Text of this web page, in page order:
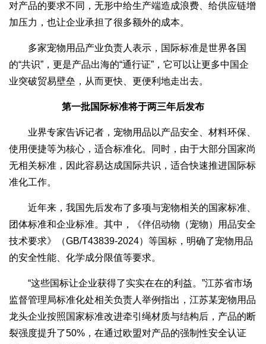
对产品的要求不同，无形中给生产端造成浪费、给供应链增
加压力，也让企业承担了很多额外的成本。
多家宠物用品产业负责人表示，国际标准是世界各国
的“共识”，更是产品出海的“通行证”，它可以让更多中国企
业突破贸易壁垒，从而更快、更便利地走出去。
第一批国际标准将于两三年后发布
业界专家告诉记者，宠物用品以产品安全、材料环保、
使用便捷等为核心，适合标准化。同时，由于大部分国家尚
无相关标准，因此容易达成国际共识，适合快速推进国际标
准化工作。
近年来，我国先后发布了多项与宠物相关的国家标准、
团体标准和企业标准。其中，《伴侣动物（宠物）用品安全
技术要求》（GB/T43839-2024）等国标，明确了宠物用品
的安全性能、化学成分限值等要求。
“这些国标让企业获得了实实在在的利益。”江苏省市场
监督管理局标准化处相关负责人举例指出，江苏某宠物用品
龙头企业按照国家标准改进牵引绳材质与结构后，产品的断
裂强度提升了50%，在通过欧盟对产品的强制性安全认证